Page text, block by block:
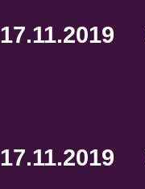
17.11.2019
17.11.2019